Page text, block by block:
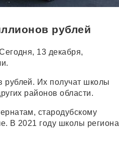
рублей
13 декабря,
рублей. Их получат школы
районов области.
стародубскому
В 2021 году школы региона